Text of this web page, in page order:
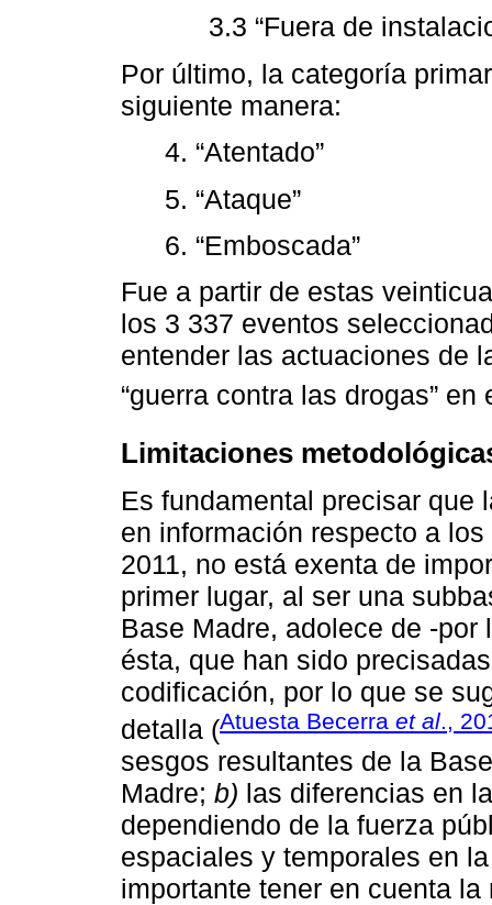
3.3 “Fuera de
Por último, la categoría
siguiente manera:
4. “Atentado”
5. “Ataque”
6. “Emboscada”
Fue a partir de estas
los 3 337 eventos
entender las actuaciones de
“guerra contra las drogas”
Limitaciones
Es fundamental precisar que
en información respecto a
2011, no está exenta de
primer lugar, al ser una
Base Madre, adolece de -
ésta, que han sido
codificación, por lo que se
detalla (Atuesta Becerra et al .,
sesgos resultantes de la
Madre; b) las diferencias en
dependiendo de la fuerza
espaciales y temporales en
importante tener en cuenta